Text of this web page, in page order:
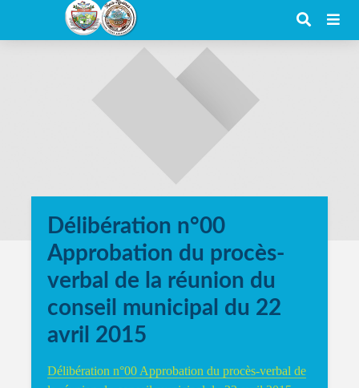
Délibération n°00
Approbation du procès-
verbal de la réunion du
conseil municipal du 22
avril 2015
Délibération n°00 Approbation du procès-verbal de